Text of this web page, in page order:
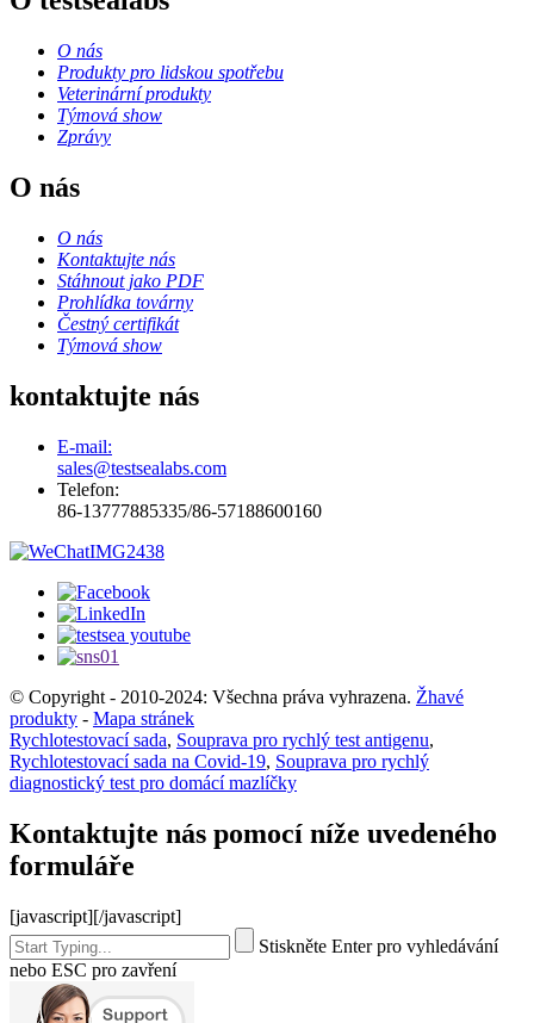
O nás
Produkty pro lidskou spotřebu
Veterinární produkty
Týmová show
Zprávy
O nás
O nás
Kontaktujte nás
Stáhnout jako PDF
Prohlídka továrny
Čestný certifikát
Týmová show
kontaktujte nás
E-mail:
sales@testsealabs.com
Telefon:
86-13777885335/86-57188600160
© Copyright - 2010-2024: Všechna práva vyhrazena. Žhavé
produkty - Mapa stránek
Rychlotestovací sada, Souprava pro rychlý test antigenu,
Rychlotestovací sada na Covid-19, Souprava pro rychlý
diagnostický test pro domácí mazlíčky
Kontaktujte nás pomocí níže uvedeného
formuláře
[javascript][/javascript]
Stiskněte Enter pro vyhledávání
nebo ESC pro zavření